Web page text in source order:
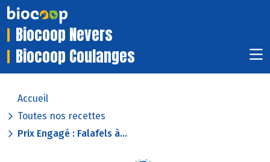
Biocoop Nevers
Biocoop Coulanges
Accueil
Toutes nos recettes
Prix Engagé : Falafels à...